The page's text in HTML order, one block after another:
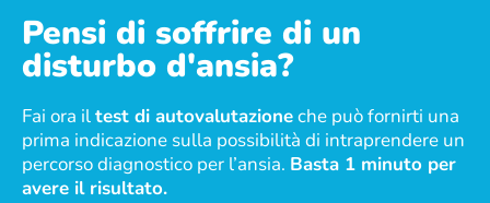
Pensi di soffrire di un
disturbo d'ansia?
Fai ora iltest di autovalutazioneche può fornirti una
prima indicazione sulla possibilità di intraprendere un
percorso diagnostico per l’ansia. Basta 1 minuto per
avere il risultato.